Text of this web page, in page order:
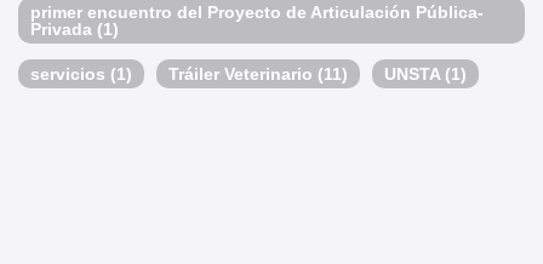
primer encuentro del Proyecto de Articulación Pública-
Privada (1)
servicios (1) Tráiler Veterinario (11) UNSTA (1)